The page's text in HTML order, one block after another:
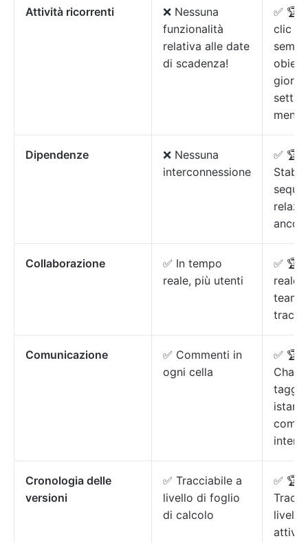
Attività ricorrenti
❌ Nessuna
funzionalità
relativa alle date
di scadenza!
✅ 🏆
clic
Dipendenze
❌ Nessuna
interconnessione
✅ 🏆
Collaborazione
✅ In tempo
reale, più utenti
✅ 🏆
reale,
teams
Comunicazione
✅ Commenti in
ogni cella
✅ 🏆
Cronologia delle
versioni
✅ Tracciabile a
livello di foglio
di calcolo
✅ 🏆
livello